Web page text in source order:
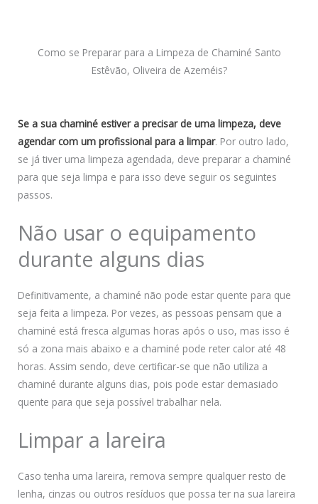
Como se Preparar para a Limpeza de Chaminé Santo
Estêvão, Oliveira de Azeméis?
Se a sua chaminé estiver a precisar de uma limpeza, deve
agendar com um profissional para a limpar. Por outro lado,
se já tiver uma limpeza agendada, deve preparar a chaminé
para que seja limpa e para isso deve seguir os seguintes
passos.
Não usar o equipamento
durante alguns dias
Definitivamente, a chaminé não pode estar quente para que
seja feita a limpeza. Por vezes, as pessoas pensam que a
chaminé está fresca algumas horas após o uso, mas isso é
só a zona mais abaixo e a chaminé pode reter calor até 48
horas. Assim sendo, deve certificar-se que não utiliza a
chaminé durante alguns dias, pois pode estar demasiado
quente para que seja possível trabalhar nela.
Limpar a lareira
Caso tenha uma lareira, remova sempre qualquer resto de
lenha, cinzas ou outros resíduos que possa ter na sua lareira